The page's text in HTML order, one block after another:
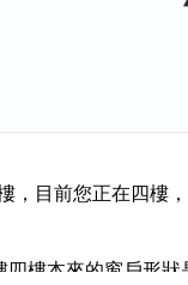
，目前您正在四樓
四樓本來的窗戶形狀